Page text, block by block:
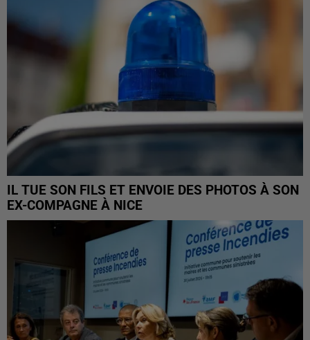
IL TUE SON FILS ET ENVOIE DES PHOTOS À SON
EX-COMPAGNE À NICE